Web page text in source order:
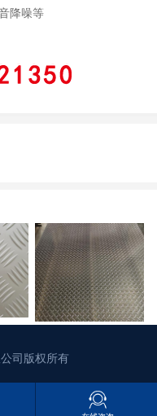
降噪等
司版权所有